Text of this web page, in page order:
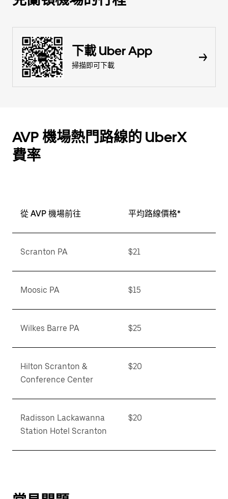
下載 Uber App
掃描即可下載
AVP 機場熱門路線的 UberX
費率
從 AVP 機場前往 平均路線價格*
Scranton PA $21
Moosic PA $15
Wilkes Barre PA $25
Hilton Scranton &
Conference Center
$20
Radisson Lackawanna
Station Hotel Scranton
$20